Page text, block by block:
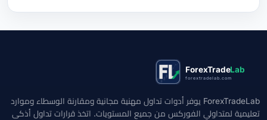
ForexTradeLab
forextradelab.com
ForexTradeLab يوفر أدوات تداول مهنية مجانية ومقارنة الوسطاء وموارد
تعليمية لمتداولي الفوركس من جميع المستويات. اتخذ قرارات تداول أذكى